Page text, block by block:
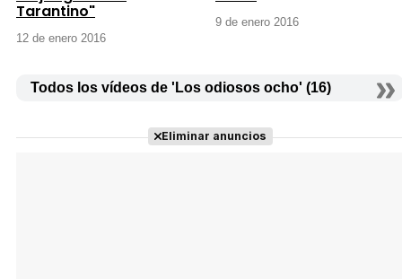
Tarantino"
12 de enero 2016
9 de enero 2016
Todos los vídeos de 'Los odiosos ocho' (16)
Eliminar anuncios